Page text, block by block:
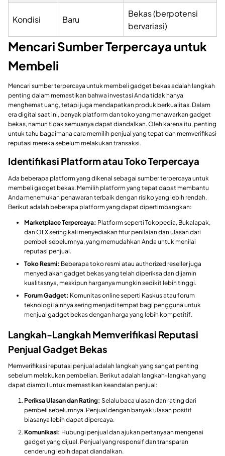
Kondisi Baru
Bekas (berpotensi
bervariasi)
Mencari Sumber Terpercaya untuk
Membeli
Mencari sumber terpercaya untuk membeli gadget bekas adalah langkah
penting dalam memastikan bahwa investasi Anda tidak hanya
menghemat uang, tetapi juga mendapatkan produk berkualitas. Dalam
era digital saat ini, banyak platform dan toko yang menawarkan gadget
bekas, namun tidak semuanya dapat diandalkan. Oleh karena itu, penting
untuk tahu bagaimana cara memilih penjual yang tepat dan memverifikasi
reputasi mereka sebelum melakukan transaksi.
Identifikasi Platform atau Toko Terpercaya
Ada beberapa platform yang dikenal sebagai sumber terpercaya untuk
membeli gadget bekas. Memilih platform yang tepat dapat membantu
Anda menemukan penawaran terbaik dengan risiko yang lebih rendah.
Berikut adalah beberapa platform yang dapat dipertimbangkan:
Marketplace Terpercaya: Platform seperti Tokopedia, Bukalapak,
dan OLX sering kali menyediakan fitur penilaian dan ulasan dari
pembeli sebelumnya, yang memudahkan Anda untuk menilai
reputasi penjual.
Toko Resmi: Beberapa toko resmi atau authorized reseller juga
menyediakan gadget bekas yang telah diperiksa dan dijamin
kualitasnya, meskipun harganya mungkin sedikit lebih tinggi.
Forum Gadget: Komunitas online seperti Kaskus atau forum
teknologi lainnya sering menjadi tempat bagi pengguna untuk
menjual gadget bekas dengan harga yang lebih kompetitif.
Langkah-Langkah Memverifikasi Reputasi
Penjual Gadget Bekas
Memverifikasi reputasi penjual adalah langkah yang sangat penting
sebelum melakukan pembelian. Berikut adalah langkah-langkah yang
dapat diambil untuk memastikan keandalan penjual:
Periksa Ulasan dan Rating: Selalu baca ulasan dan rating dari
pembeli sebelumnya. Penjual dengan banyak ulasan positif
biasanya lebih dapat dipercaya.
Komunikasi: Hubungi penjual dan ajukan pertanyaan mengenai
gadget yang dijual. Penjual yang responsif dan transparan
cenderung lebih dapat diandalkan.